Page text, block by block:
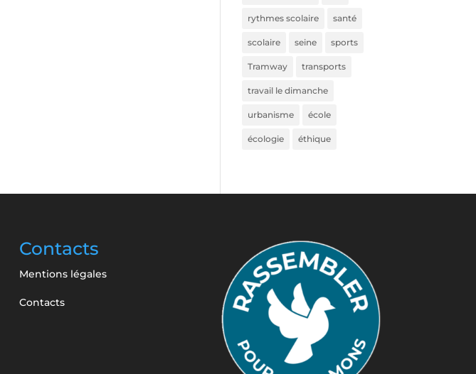
rythmes scolaire santé
scolaire seine sports
Tramway transports
travail le dimanche
urbanisme école
écologie éthique
Contacts
Mentions légales
Contacts